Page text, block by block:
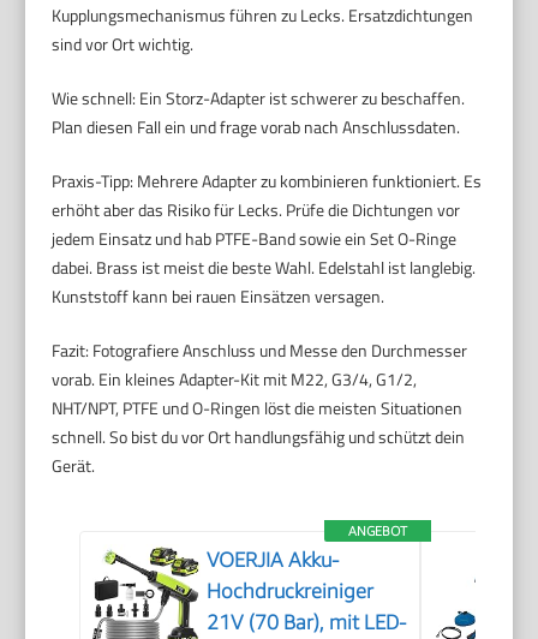
Kupplungsmechanismus führen zu Lecks. Ersatzdichtungen
sind vor Ort wichtig.
Wie schnell: Ein Storz-Adapter ist schwerer zu beschaffen.
Plan diesen Fall ein und frage vorab nach Anschlussdaten.
Praxis-Tipp: Mehrere Adapter zu kombinieren funktioniert. Es
erhöht aber das Risiko für Lecks. Prüfe die Dichtungen vor
jedem Einsatz und hab PTFE-Band sowie ein Set O-Ringe
dabei. Brass ist meist die beste Wahl. Edelstahl ist langlebig.
Kunststoff kann bei rauen Einsätzen versagen.
Fazit: Fotografiere Anschluss und Messe den Durchmesser
vorab. Ein kleines Adapter-Kit mit M22, G3/4, G1/2,
NHT/NPT, PTFE und O-Ringen löst die meisten Situationen
schnell. So bist du vor Ort handlungsfähig und schützt dein
Gerät.
ANGEBOT
VOERJIA Akku-
Hochdruckreiniger
21V (70 Bar), mit LED-